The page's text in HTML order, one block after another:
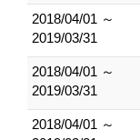
2018/04/01 ～
2019/03/31
2018/04/01 ～
2019/03/31
2018/04/01 ～